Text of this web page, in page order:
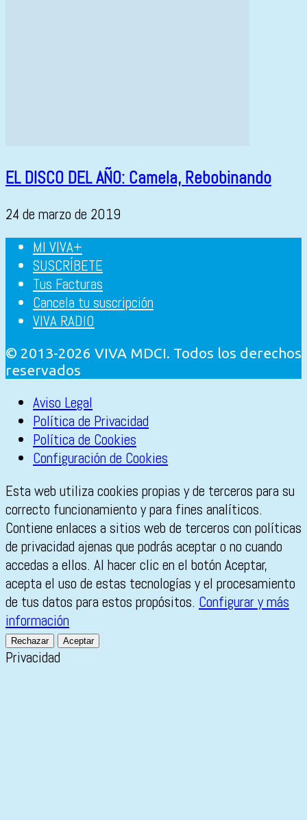
EL DISCO DEL AÑO: Camela, Rebobinando
24 de marzo de 2019
MI VIVA+
SUSCRÍBETE
Tus Facturas
Cancela tu suscripción
VIVA RADIO
© 2013-2026 VIVA MDCI. Todos los derechos
reservados
Aviso Legal
Política de Privacidad
Política de Cookies
Configuración de Cookies
Esta web utiliza cookies propias y de terceros para su
correcto funcionamiento y para fines analíticos.
Contiene enlaces a sitios web de terceros con políticas
de privacidad ajenas que podrás aceptar o no cuando
accedas a ellos. Al hacer clic en el botón Aceptar,
acepta el uso de estas tecnologías y el procesamiento
de tus datos para estos propósitos. Configurar y más
información
Rechazar Aceptar
Privacidad